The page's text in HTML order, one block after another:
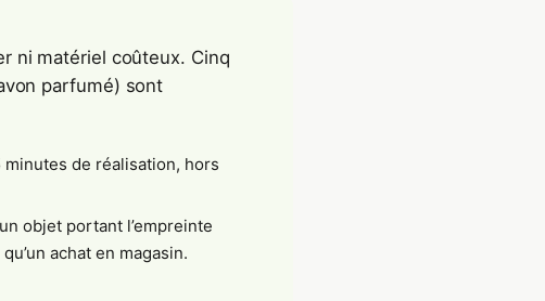
ni matériel coûteux. Cinq
parfumé) sont
de réalisation, hors
objet portant l’empreinte
achat en magasin.